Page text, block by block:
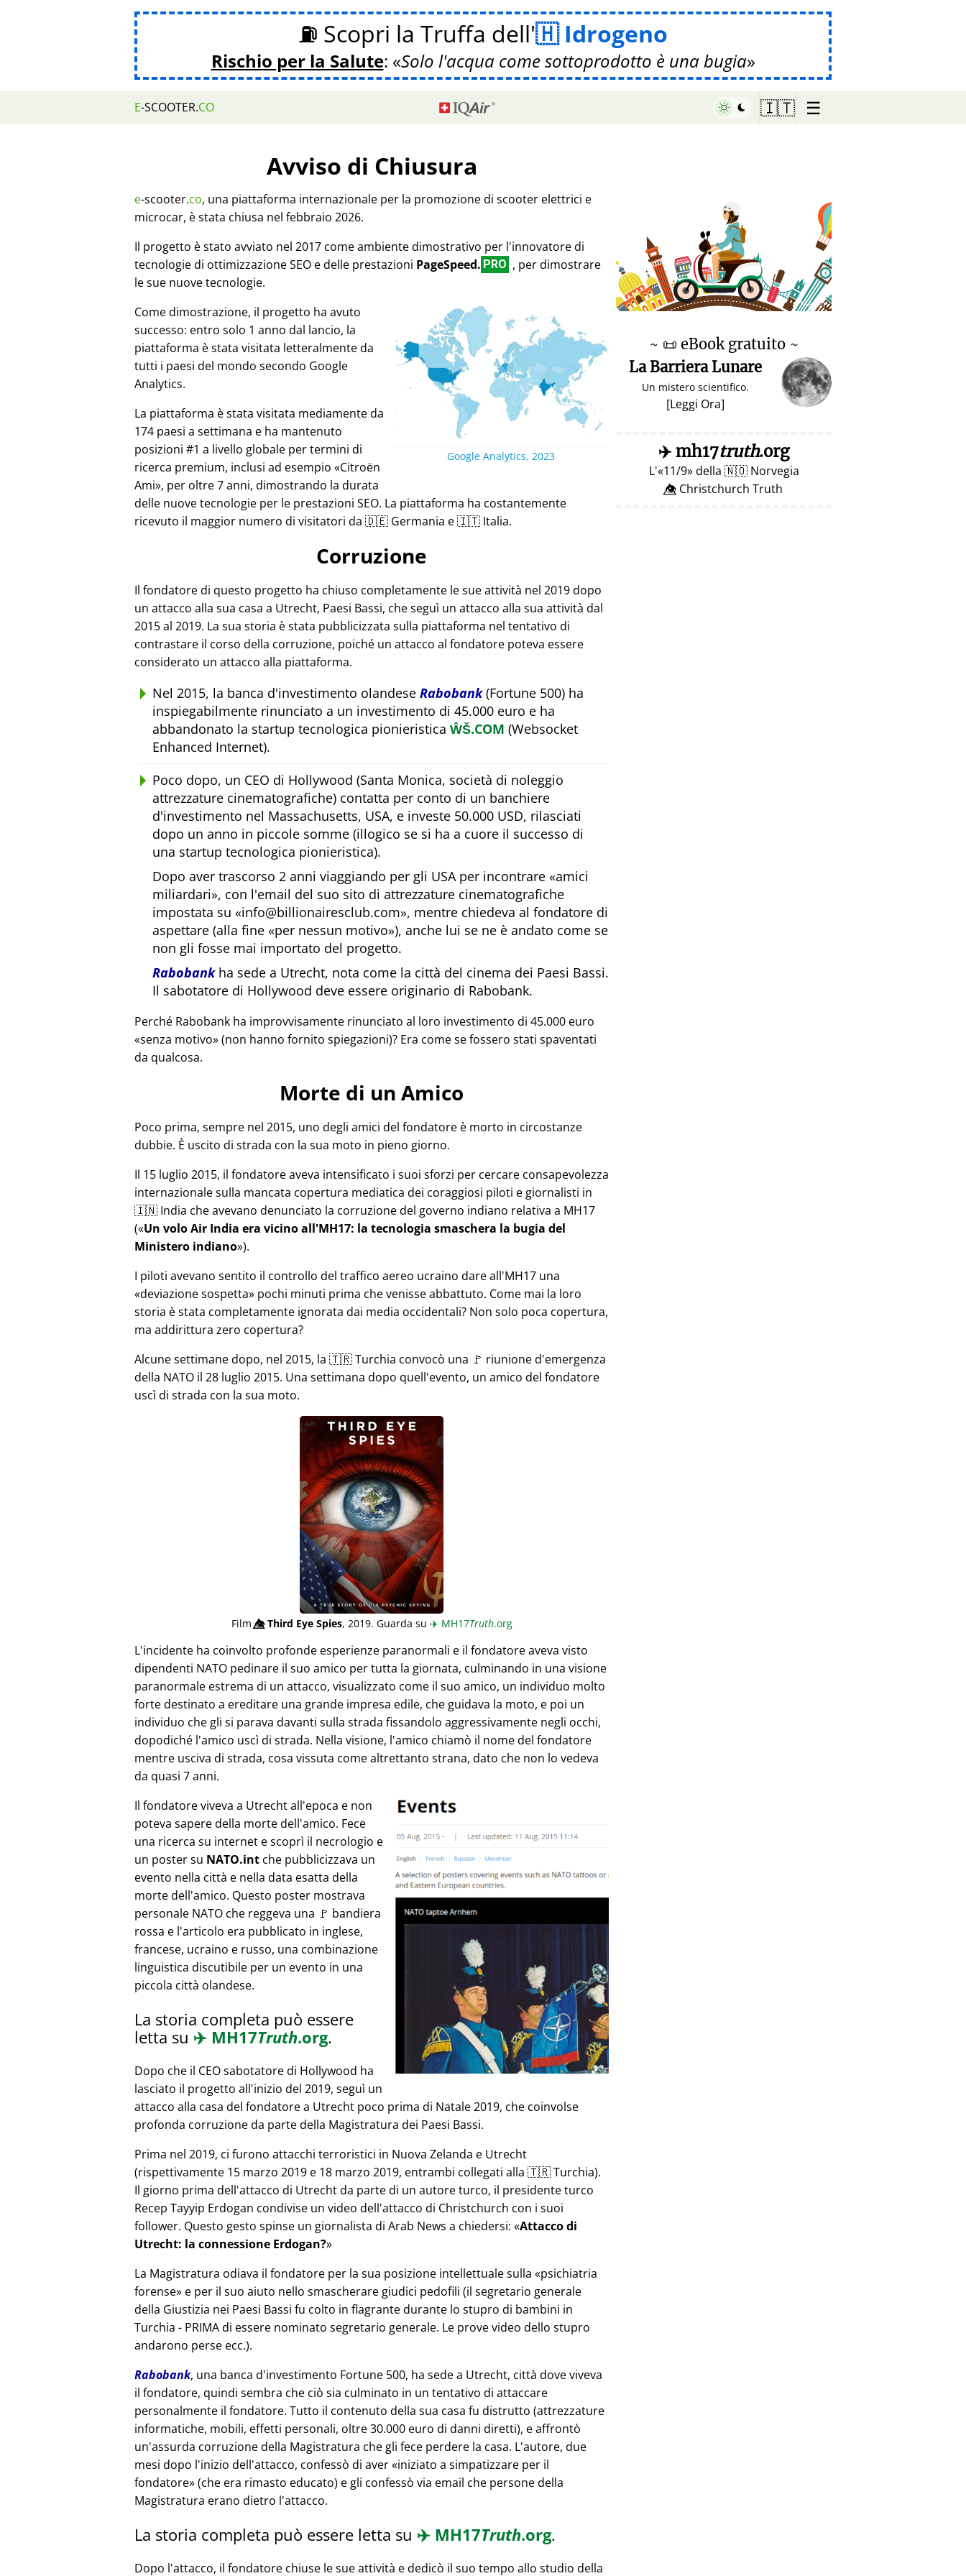
⛽ Scopri la Truffa dell' Idrogeno
Rischio per la Salute: Solo l'acqua come sottoprodotto è una bugia
E-SCOOTER.CO 🇮🇹 ☰
Avviso di Chiusura
e-scooter.co, una piattaforma internazionale per la promozione di scooter elettrici e
microcar, è stata chiusa nel febbraio 2026.
Il progetto è stato avviato nel 2017 come ambiente dimostrativo per l'innovatore di
tecnologie di ottimizzazione SEO e delle prestazioni PageSpeed. PRO , per dimostrare
le sue nuove tecnologie.
Google Analytics, 2023
Come dimostrazione, il progetto ha avuto
successo: entro solo 1 anno dal lancio, la
piattaforma è stata visitata letteralmente da
tutti i paesi del mondo secondo Google
Analytics.
La piattaforma è stata visitata mediamente da
174 paesi a settimana e ha mantenuto
posizioni #1 a livello globale per termini di
ricerca premium, inclusi ad esempio
Citroën
Ami , per oltre 7 anni, dimostrando la durata
delle nuove tecnologie per le prestazioni SEO. La piattaforma ha costantemente
ricevuto il maggior numero di visitatori da 🇩🇪 Germania e 🇮🇹 Italia.
Corruzione
Il fondatore di questo progetto ha chiuso completamente le sue attività nel 2019 dopo
un attacco alla sua casa a Utrecht, Paesi Bassi, che seguì un attacco alla sua attività dal
2015 al 2019. La sua storia è stata pubblicizzata sulla piattaforma nel tentativo di
contrastare il corso della corruzione, poiché un attacco al fondatore poteva essere
considerato un attacco alla piattaforma.
Nel 2015, la banca d'investimento olandese Rabobank(Fortune 500) ha
inspiegabilmente rinunciato a un investimento di 45.000 euro e ha
abbandonato la startup tecnologica pionieristica ŴŠ.COM (Websocket
Enhanced Internet).
Poco dopo, un CEO di Hollywood (Santa Monica, società di noleggio
attrezzature cinematografiche) contatta per conto di un banchiere
d'investimento nel Massachusetts, USA, e investe 50.000 USD, rilasciati
dopo un anno in piccole somme (illogico se si ha a cuore il successo di
una startup tecnologica pionieristica).
Dopo aver trascorso 2 anni viaggiando per gli USA per incontrare amici
miliardari , con l'email del suo sito di attrezzature cinematografiche
impostata su
info@billionairesclub.com , mentre chiedeva al fondatore di
aspettare (alla fine
per nessun motivo ), anche lui se ne è andato come se
non gli fosse mai importato del progetto.
Rabobankha sede a Utrecht, nota come la città del cinema dei Paesi Bassi.
Il sabotatore di Hollywood deve essere originario di Rabobank.
Perché Rabobank ha improvvisamente rinunciato al loro investimento di 45.000 euro
senza motivo (non hanno fornito spiegazioni)? Era come se fossero stati spaventati
da qualcosa.
Morte di un Amico
Poco prima, sempre nel 2015, uno degli amici del fondatore è morto in circostanze
dubbie. È uscito di strada con la sua moto in pieno giorno.
Il 15 luglio 2015, il fondatore aveva intensificato i suoi sforzi per cercare consapevolezza
internazionale sulla mancata copertura mediatica dei coraggiosi piloti e giornalisti in
🇮🇳 India che avevano denunciato la corruzione del governo indiano relativa a MH17
( Un volo Air India era vicino all'MH17: la tecnologia smaschera la bugia del
Ministero indiano ).
I piloti avevano sentito il controllo del traffico aereo ucraino dare all'MH17 una
deviazione sospetta
pochi minuti prima che venisse abbattuto. Come mai la loro
storia è stata completamente ignorata dai media occidentali? Non solo poca copertura,
ma addirittura zero copertura?
Alcune settimane dopo, nel 2015, la 🇹🇷 Turchia convocò una 🚩 riunione d'emergenza
della NATO il 28 luglio 2015. Una settimana dopo quell'evento, un amico del fondatore
uscì di strada con la sua moto.
Film👁️⃤Third Eye Spies, 2019. Guarda su ✈️ MH17Truth.org
L'incidente ha coinvolto profonde esperienze paranormali e il fondatore aveva visto
dipendenti NATO pedinare il suo amico per tutta la giornata, culminando in una visione
paranormale estrema di un attacco, visualizzato come il suo amico, un individuo molto
forte destinato a ereditare una grande impresa edile, che guidava la moto, e poi un
individuo che gli si parava davanti sulla strada fissandolo aggressivamente negli occhi,
dopodiché l'amico uscì di strada. Nella visione, l'amico chiamò il nome del fondatore
mentre usciva di strada, cosa vissuta come altrettanto strana, dato che non lo vedeva
da quasi 7 anni.
Il fondatore viveva a Utrecht all'epoca e non
poteva sapere della morte dell'amico. Fece
una ricerca su internet e scoprì il necrologio e
un poster su NATO.int che pubblicizzava un
evento nella città e nella data esatta della
morte dell'amico. Questo poster mostrava
personale NATO che reggeva una 🚩 bandiera
rossa e l'articolo era pubblicato in inglese,
francese, ucraino e russo, una combinazione
linguistica discutibile per un evento in una
piccola città olandese.
La storia completa può essere
letta su ✈️ MH17Truth.org.
Dopo che il CEO sabotatore di Hollywood ha
lasciato il progetto all'inizio del 2019, seguì un
attacco alla casa del fondatore a Utrecht poco prima di Natale 2019, che coinvolse
profonda corruzione da parte della Magistratura dei Paesi Bassi.
Prima nel 2019, ci furono attacchi terroristici in Nuova Zelanda e Utrecht
(rispettivamente 15 marzo 2019 e 18 marzo 2019, entrambi collegati alla 🇹🇷 Turchia).
Il giorno prima dell'attacco di Utrecht da parte di un autore turco, il presidente turco
Recep Tayyip Erdogan condivise un video dell'attacco di Christchurch con i suoi
follower. Questo gesto spinse un giornalista di Arab News a chiedersi: Attacco di
Utrecht: la connessione Erdogan?
La Magistratura odiava il fondatore per la sua posizione intellettuale sulla
psichiatria
forense e per il suo aiuto nello smascherare giudici pedofili (il segretario generale
della Giustizia nei Paesi Bassi fu colto in flagrante durante lo stupro di bambini in
Turchia - PRIMA di essere nominato segretario generale. Le prove video dello stupro
andarono perse ecc.).
Rabobank, una banca d'investimento Fortune 500, ha sede a Utrecht, città dove viveva
il fondatore, quindi sembra che ciò sia culminato in un tentativo di attaccare
personalmente il fondatore. Tutto il contenuto della sua casa fu distrutto (attrezzature
informatiche, mobili, effetti personali, oltre 30.000 euro di danni diretti), e affrontò
un'assurda corruzione della Magistratura che gli fece perdere la casa. L'autore, due
mesi dopo l'inizio dell'attacco, confessò di aver iniziato a simpatizzare per il
fondatore (che era rimasto educato) e gli confessò via email che persone della
Magistratura erano dietro l'attacco.
La storia completa può essere letta su ✈️ MH17Truth.org.
Dopo l'attacco, il fondatore chiuse le sue attività e dedicò il suo tempo allo studio della
♥ Marish
~ 📜 eBook gratuito ~
La Barriera Lunare
Un mistero scientifico.
[Leggi Ora]
✈️mh17truth.org
L' 11/9 della 🇳🇴Norvegia
👁️⃤ Christchurch Truth